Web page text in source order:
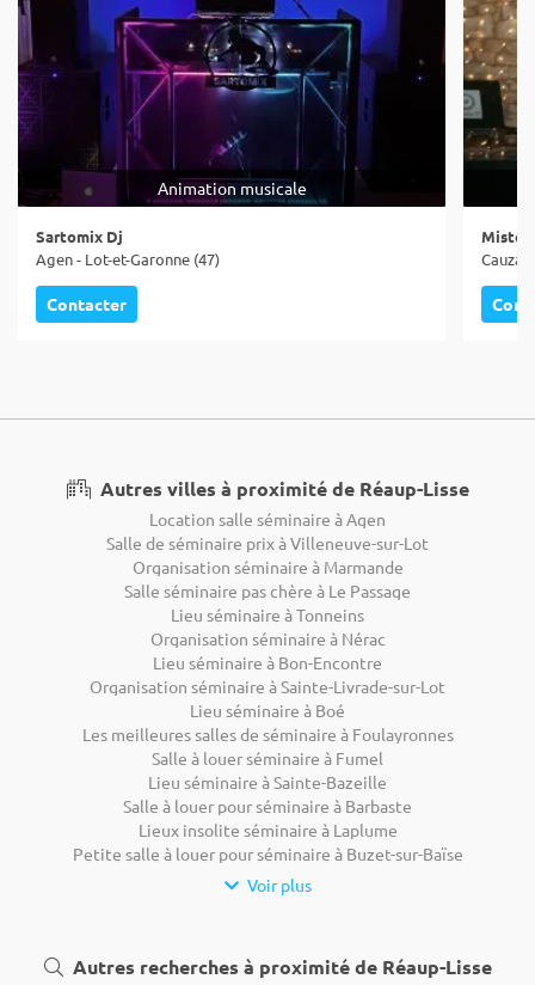
Animation musicale
Sartomix Dj
Agen - Lot-et-Garonne (47)
Contacter
Mister
Autres villes à proximité de Réaup-Lisse
Location salle séminaire à Agen
Salle de séminaire prix à Villeneuve-sur-Lot
Organisation séminaire à Marmande
Salle séminaire pas chère à Le Passage
Lieu séminaire à Tonneins
Organisation séminaire à Nérac
Lieu séminaire à Bon-Encontre
Organisation séminaire à Sainte-Livrade-sur-Lot
Lieu séminaire à Boé
Les meilleures salles de séminaire à Foulayronnes
Salle à louer séminaire à Fumel
Lieu séminaire à Sainte-Bazeille
Salle à louer pour séminaire à Barbaste
Lieux insolite séminaire à Laplume
Petite salle à louer pour séminaire à Buzet-sur-Baïse
Voir plus
Autres recherches à proximité de Réaup-Lisse